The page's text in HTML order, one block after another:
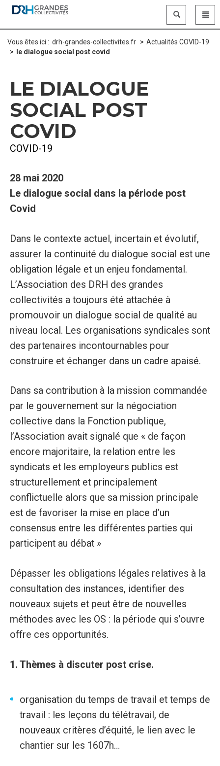
Vous êtes ici : drh-grandes-collectivites.fr
Actualités COVID-19
le dialogue social post covid
LE DIALOGUE
SOCIAL POST
COVID
COVID-19
28 mai 2020
Le dialogue social dans la période post
Covid
Dans le contexte actuel, incertain et évolutif,
assurer la continuité du dialogue social est une
obligation légale et un enjeu fondamental.
L’Association des DRH des grandes
collectivités a toujours été attachée à
promouvoir un dialogue social de qualité au
niveau local. Les organisations syndicales sont
des partenaires incontournables pour
construire et échanger dans un cadre apaisé.
Dans sa contribution à la mission commandée
par le gouvernement sur la négociation
collective dans la Fonction publique,
l’Association avait signalé que « de façon
encore majoritaire, la relation entre les
syndicats et les employeurs publics est
structurellement et principalement
conflictuelle alors que sa mission principale
est de favoriser la mise en place d’un
consensus entre les différentes parties qui
participent au débat »
Dépasser les obligations légales relatives à la
consultation des instances, identifier des
nouveaux sujets et peut être de nouvelles
méthodes avec les OS : la période qui s’ouvre
offre ces opportunités.
1. Thèmes à discuter post crise.
organisation du temps de travail et temps de
travail : les leçons du télétravail, de
nouveaux critères d’équité, le lien avec le
chantier sur les 1607h…
Panneau de gestion des cookies